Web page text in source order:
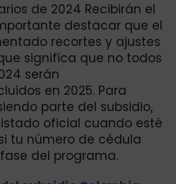
de 2024 Recibirán el
destacar que el
recortes y ajustes
significa que no todos
serán
en 2025. Para
parte del subsidio,
oficial cuando esté
tu número de cédula
del programa.